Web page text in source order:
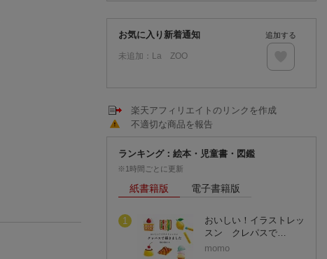
お気に入り新着通知
未追加： La ZOO
追加する
楽天アフィリエイトのリンクを作成
不適切な商品を報告
ランキング：絵本・児童書・図鑑
※1時間ごとに更新
紙書籍版 電子書籍版
1
おいしい！イラストレッ
スン クレパスで…
momo